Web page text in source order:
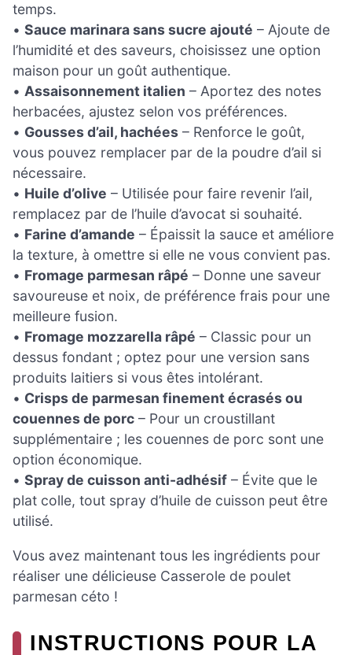
temps.
• Sauce marinara sans sucre ajouté – Ajoute de
l’humidité et des saveurs, choisissez une option
maison pour un goût authentique.
• Assaisonnement italien – Aportez des notes
herbacées, ajustez selon vos préférences.
• Gousses d’ail, hachées – Renforce le goût,
vous pouvez remplacer par de la poudre d’ail si
nécessaire.
• Huile d’olive – Utilisée pour faire revenir l’ail,
remplacez par de l’huile d’avocat si souhaité.
• Farine d’amande – Épaissit la sauce et améliore
la texture, à omettre si elle ne vous convient pas.
• Fromage parmesan râpé – Donne une saveur
savoureuse et noix, de préférence frais pour une
meilleure fusion.
• Fromage mozzarella râpé – Classic pour un
dessus fondant ; optez pour une version sans
produits laitiers si vous êtes intolérant.
• Crisps de parmesan finement écrasés ou
couennes de porc – Pour un croustillant
supplémentaire ; les couennes de porc sont une
option économique.
• Spray de cuisson anti-adhésif – Évite que le
plat colle, tout spray d’huile de cuisson peut être
utilisé.
Vous avez maintenant tous les ingrédients pour
réaliser une délicieuse Casserole de poulet
parmesan céto !
INSTRUCTIONS POUR LA